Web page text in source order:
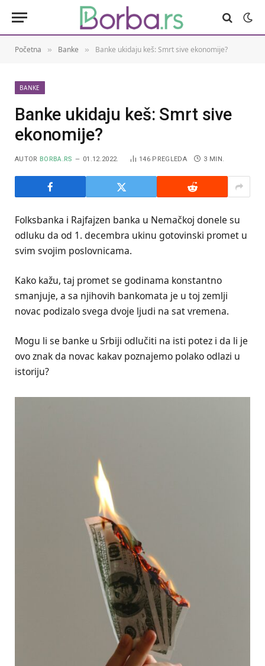
Početna » Banke » Banke ukidaju keš: Smrt sive ekonomije?
BANKE
Banke ukidaju keš: Smrt sive
ekonomije?
AUTOR BORBA.RS 01.12.2022. 146 PREGLEDA 3 MIN.
Folksbanka i Rajfajzen banka u Nemačkoj donele su
odluku da od 1. decembra ukinu gotovinski promet u
svim svojim poslovnicama.
Kako kažu, taj promet se godinama konstantno
smanjuje, a sa njihovih bankomata je u toj zemlji
novac podizalo svega dvoje ljudi na sat vremena.
Mogu li se banke u Srbiji odlučiti na isti potez i da li je
ovo znak da novac kakav poznajemo polako odlazi u
istoriju?